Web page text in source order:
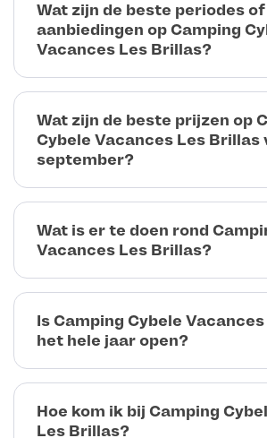
Wat zijn de beste periodes
aanbiedingen op Camping
Vacances Les Brillas?
Wat zijn de beste prijzen op
Cybele Vacances Les Brillas
september?
Wat is er te doen rond
Vacances Les Brillas?
Is Camping Cybele
het hele jaar open?
Hoe kom ik bij Camping
Les Brillas?